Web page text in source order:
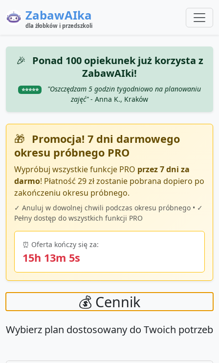
ZabawAIka
dla żłobków i przedszkoli
🎉 Ponad 100 opiekunek już korzysta z
ZabawAIki!
⭐⭐⭐⭐⭐
"Oszczędzam 5 godzin tygodniowo na planowaniu
zajęć"- Anna K., Kraków
🎁 Promocja! 7 dni darmowego
okresu próbnego PRO
Wypróbuj wszystkie funkcje PRO przez 7 dni za
darmo! Płatność 29 zł zostanie pobrana dopiero po
zakończeniu okresu próbnego.
✓ Anuluj w dowolnej chwili podczas okresu próbnego • ✓
Pełny dostęp do wszystkich funkcji PRO
⏰ Oferta kończy się za:
15h 13m 4s
💰 Cennik
Wybierz plan dostosowany do Twoich potrzeb